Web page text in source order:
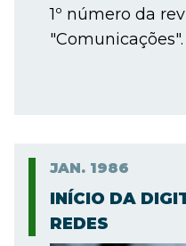
1º número da
"Comunicações".
JAN. 1986
INÍCIO DA
REDES